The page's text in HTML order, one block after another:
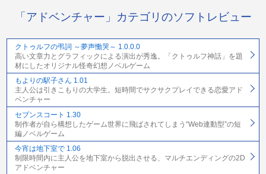
「アドベンチャー」カテゴリのソフトレビュー
クトゥルフの弔詞 ～夢声慟哭～ 1.0.0.0
高い文章力とグラフィックによる演出が秀逸。「クトゥルフ神話」を題
材にしたオリジナル怪奇幻想ノベルゲーム
もよりの駅子さん 1.01
主人公は引きこもりの大学生。短時間でサクサクプレイできる恋愛アド
ベンチャー
セブンスコート 1.30
制作者が自ら構想したゲーム世界に飛ばされてしまう“Web連動型”の短
編ノベルゲーム
今宵は地下室で 1.06
制限時間内に主人公を地下室から脱出させる、マルチエンディングの2D
アドベンチャー